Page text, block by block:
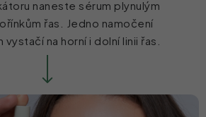
naneste sérum plynulým
řas. Jedno namočení
vystačí na horní i dolní linii řas.